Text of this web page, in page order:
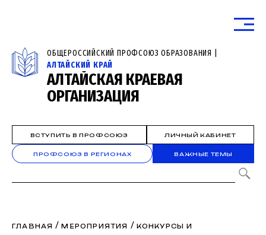
ОБЩЕРОССИЙСКИЙ ПРОФСОЮЗ ОБРАЗОВАНИЯ |
АЛТАЙСКИЙ КРАЙ
АЛТАЙСКАЯ КРАЕВАЯ
ОРГАНИЗАЦИЯ
ВСТУПИТЬ В ПРОФСОЮЗ ЛИЧНЫЙ КАБИНЕТ
ПРОФСОЮЗ В РЕГИОНАХ ВАЖНЫЕ ТЕМЫ
ГЛАВНАЯ /МЕРОПРИЯТИЯ / КОНКУРСЫ И